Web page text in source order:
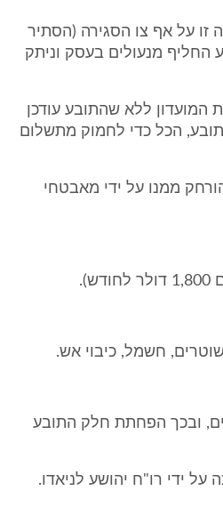
זו על אף צו הסגירה (הסתיר
מנעולים בעסק וניתק
הפעלת המועדון ללא שהתובע עודכן
הכל כדי לחמוק מתשלום
פיזית למועדון ביום 13/6/2008, אך הורחק ממנו על ידי מאבטחי
ובכך הפחתת חלק התובע
על ידי רו"ח יהושע לניאדו.